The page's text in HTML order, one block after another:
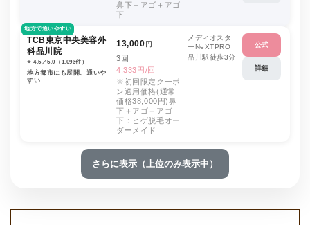
鼻下＋アゴ＋アゴ
下
地方で通いやすい
TCB東京中央美容外
科品川院
⭐️ 4.5／5.0（1,093件）
地方都市にも展開、通いや
すい
13,000円
3回
4,333円/回
※初回限定クーポ
ン適用価格(通常
価格38,000円)鼻
下＋アゴ＋アゴ
下：ヒゲ脱毛オー
ダーメイド
メディオスタ
ーNeXTPRO
品川駅徒歩3分
公式
詳細
さらに表示（上位のみ表示中）